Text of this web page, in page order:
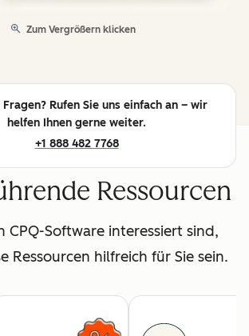
Zum Vergrößern klicken
Fragen? Rufen Sie uns einfach an – wir
helfen Ihnen gerne weiter.
+1 888 482 7768
Ressourcen
CPQ-Software interessiert sind,
Ressourcen hilfreich für Sie sein.